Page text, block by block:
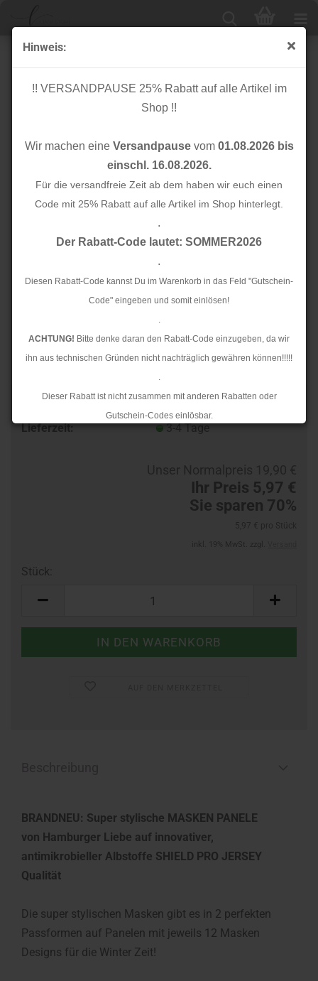
Hinweis:
!! VERSANDPAUSE 25% Rabatt auf alle Artikel im
Shop !!
Wir machen eine Versandpausevom 01.08.2026 bis
einschl. 16.08.2026.
Für die versandfreie Zeit ab dem haben wir euch einen
Code mit 25% Rabatt auf alle Artikel im Shop hinterlegt.
.
Der Rabatt-Code lautet: SOMMER2026
.
Diesen Rabatt-Code kannst Du im Warenkorb in das Feld "Gutschein-
Code" eingeben und somit einlösen!
.
ACHTUNG! Bitte denke daran den Rabatt-Code einzugeben, da wir
ihn aus technischen Gründen nicht nachträglich gewähren können!!!!!
.
Dieser Rabatt ist nicht zusammen mit anderen Rabatten oder
Gutschein-Codes einlösbar.
.
SHIELD PRO Panel - Christmas - eckige Masken -
Albstoffe - Hamburger Liebe
Lieferzeit:
3-4 Tage
Ihr Preis 5,97 €
Sie sparen 70%
Stück:
BRANDNEU: Super stylische MASKEN PANELE
von Hamburger Liebe auf innovativer,
antimikrobieller Albstoffe SHIELD PRO JERSEY
Qualität
Die super stylischen Masken gibt es in 2 perfekten
Passformen auf Panelen mit jeweils 12 Masken
Designs für die Winter Zeit!